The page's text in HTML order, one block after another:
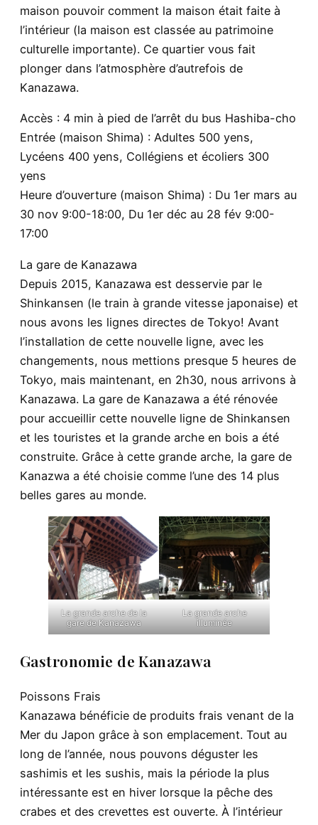
maison pouvoir comment la maison était faite à
l’intérieur (la maison est classée au patrimoine
culturelle importante). Ce quartier vous fait
plonger dans l’atmosphère d’autrefois de
Kanazawa.
Accès : 4 min à pied de l’arrêt du bus Hashiba-cho
Entrée (maison Shima) : Adultes 500 yens,
Lycéens 400 yens, Collégiens et écoliers 300
yens
Heure d’ouverture (maison Shima) : Du 1er mars au
30 nov 9:00-18:00, Du 1er déc au 28 fév 9:00-
17:00
La gare de Kanazawa
Depuis 2015, Kanazawa est desservie par le
Shinkansen (le train à grande vitesse japonaise) et
nous avons les lignes directes de Tokyo! Avant
l’installation de cette nouvelle ligne, avec les
changements, nous mettions presque 5 heures de
Tokyo, mais maintenant, en 2h30, nous arrivons à
Kanazawa. La gare de Kanazawa a été rénovée
pour accueillir cette nouvelle ligne de Shinkansen
et les touristes et la grande arche en bois a été
construite. Grâce à cette grande arche, la gare de
Kanazwa a été choisie comme l’une des 14 plus
belles gares au monde.
La grande arche de la
gare de Kanazawa
La grande arche
illuminée
Gastronomie de Kanazawa
Poissons Frais
Kanazawa bénéficie de produits frais venant de la
Mer du Japon grâce à son emplacement. Tout au
long de l’année, nous pouvons déguster les
sashimis et les sushis, mais la période la plus
intéressante est en hiver lorsque la pêche des
crabes et des crevettes est ouverte. À l’intérieur